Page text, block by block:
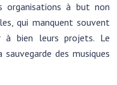
organisations à but non
qui manquent souvent
à bien leurs projets. Le
des musiques